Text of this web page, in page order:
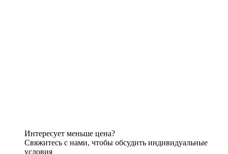
Интересует меньше цена?
Свяжитесь с нами, чтобы обсудить индивидуальные
условия